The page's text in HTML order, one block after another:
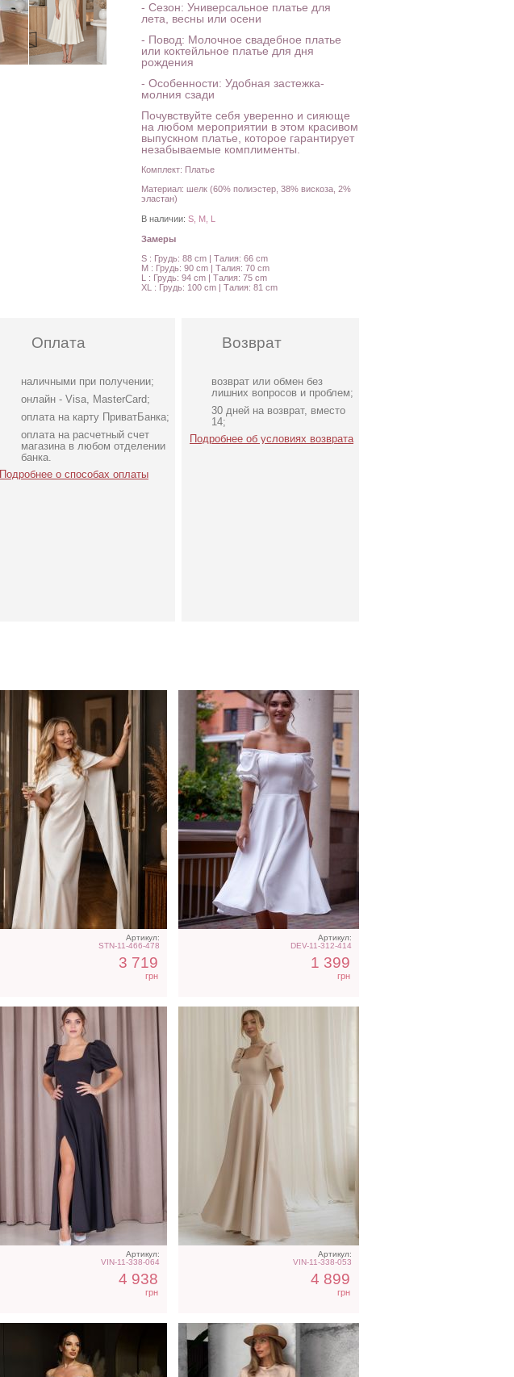
- Сезон: Универсальное платье для
лета, весны или осени
- Повод: Молочное свадебное платье
или коктейльное платье для дня
рождения
- Особенности: Удобная застежка-
молния сзади
Почувствуйте себя уверенно и сияюще
на любом мероприятии в этом красивом
выпускном платье, которое гарантирует
незабываемые комплименты.
Комплект: Платье
Материал: шелк (60% полиэстер, 38% вискоза, 2%
эластан)
В наличии: S, M, L
Замеры
S : Грудь: 88 cm | Талия: 66 cm
M : Грудь: 90 cm | Талия: 70 cm
L : Грудь: 94 cm | Талия: 75 cm
XL : Грудь: 100 cm | Талия: 81 cm
Оплата
наличными при получении;
онлайн - Visa, MasterCard;
оплата на карту ПриватБанка;
оплата на расчетный счет
магазина в любом отделении
банка.
Подробнее о способах оплаты
Возврат
возврат или обмен без
лишних вопросов и проблем;
30 дней на возврат, вместо
14;
Подробнее об условиях возврата
Артикул:
STN-11-466-478
3 719
грн
Артикул:
DEV-11-312-414
1 399
грн
Элегантное длинное
черное платье с рукавами
фонариками
Артикул:
VIN-11-338-064
4 938
грн
Светлое бежевое платье
на короткий рукав
Артикул:
VIN-11-338-053
4 899
грн
Вечернее нарядное
корсетное платье белого
цвета
Трендовое шелковое
платье в бежевом цвете